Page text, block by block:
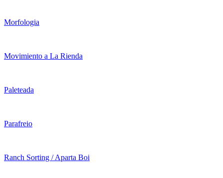
Morfologia
Movimiento a La Rienda
Paleteada
Parafreio
Ranch Sorting / Aparta Boi